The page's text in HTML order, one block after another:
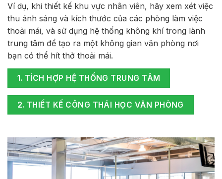
Ví dụ, khi thiết kế khu vực nhân viên, hãy xem xét việc
thu ánh sáng và kích thước của các phòng làm việc
thoải mái, và sử dụng hệ thống không khí trong lành
trung tâm để tạo ra một không gian văn phòng nơi
bạn có thể hít thở thoải mái.
1. TÍCH HỢP HỆ THỐNG TRUNG TÂM
2. THIẾT KẾ CÔNG THÁI HỌC VĂN PHÒNG